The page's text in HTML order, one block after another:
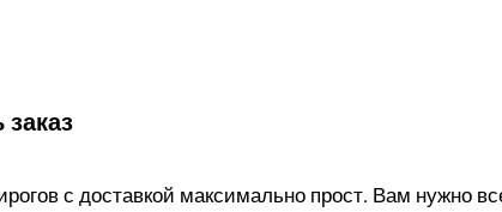
с доставкой максимально прост. Вам нужно